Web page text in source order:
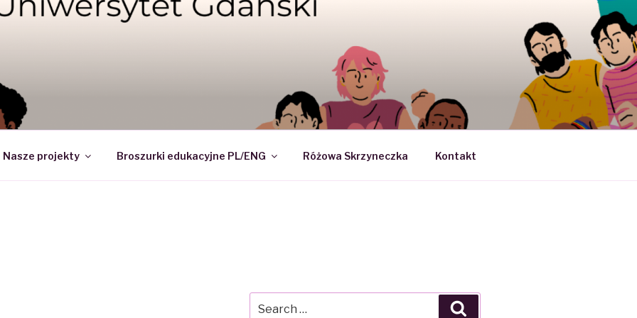
– NAUKOWE KOŁO SEKSUOLOGII
Nasze projekty Broszurki edukacyjne PL/ENG Różowa Skrzyneczka Kontakt
for: